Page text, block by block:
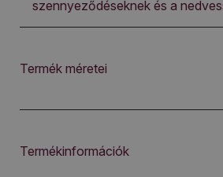
szennyeződéseknek és a
Termék méretei
Termékinformációk